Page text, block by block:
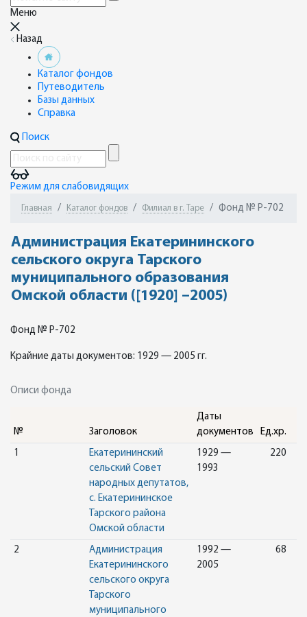
Меню
Назад
Каталог фондов
Путеводитель
Базы данных
Справка
Поиск
Режим для слабовидящих
Главная Каталог фондов Филиал в г. Таре Фонд № Р-702
Администрация Екатерининского
сельского округа Тарского
муниципального образования
Омской области ([1920] –2005)
Фонд № Р-702
Крайние даты документов: 1929 — 2005 гг.
Описи фонда
№ Заголовок
Даты
документов
Ед.хр.
1
Екатерининский
сельский Совет
народных депутатов,
с. Екатерининское
Тарского района
Омской области
1929 —
1993
220
2
Администрация
Екатерининского
сельского округа
Тарского
муниципального
1992 —
2005
68